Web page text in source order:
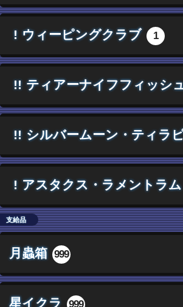
! ウィーピングクラブ 1
!! ティアーナイフフィッシ
!! シルバームーン・ティラ
! アスタクス・ラメントラム
支給品
月蟲箱 999
星イクラ 999